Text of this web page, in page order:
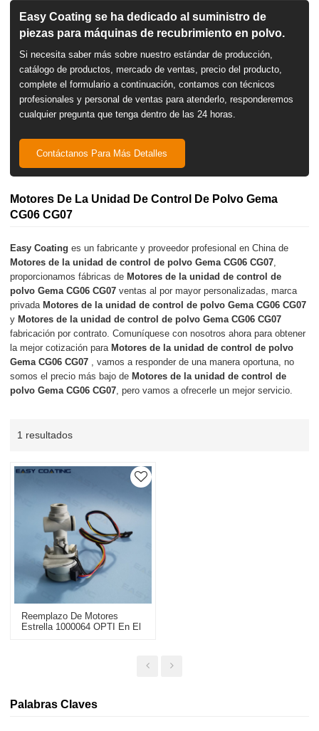
Easy Coating se ha dedicado al suministro de
piezas para máquinas de recubrimiento en polvo.
Si necesita saber más sobre nuestro estándar de producción,
catálogo de productos, mercado de ventas, precio del producto,
complete el formulario a continuación, contamos con técnicos
profesionales y personal de ventas para atenderlo, responderemos
cualquier pregunta que tenga dentro de las 24 horas.
Contáctanos Para Más Detalles
Motores De La Unidad De Control De Polvo Gema
CG06 CG07
Easy Coating es un fabricante y proveedor profesional en China de
Motores de la unidad de control de polvo Gema CG06 CG07,
proporcionamos fábricas de Motores de la unidad de control de
polvo Gema CG06 CG07 ventas al por mayor personalizadas, marca
privada Motores de la unidad de control de polvo Gema CG06 CG07
y Motores de la unidad de control de polvo Gema CG06 CG07
fabricación por contrato. Comuníquese con nosotros ahora para obtener
la mejor cotización para Motores de la unidad de control de polvo
Gema CG06 CG07 , vamos a responder de una manera oportuna, no
somos el precio más bajo de Motores de la unidad de control de
polvo Gema CG06 CG07, pero vamos a ofrecerle un mejor servicio.
1 resultados
Reemplazo De Motores
Estrella 1000064 OPTI En El
Palabras Claves